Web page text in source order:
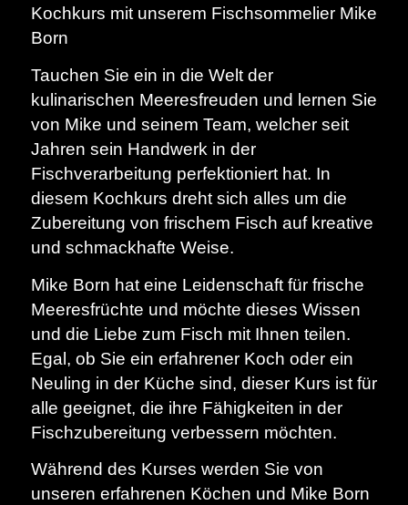
Kochkurs mit unserem Fischsommelier Mike
Born
Tauchen Sie ein in die Welt der
kulinarischen Meeresfreuden und lernen Sie
von Mike und seinem Team, welcher seit
Jahren sein Handwerk in der
Fischverarbeitung perfektioniert hat. In
diesem Kochkurs dreht sich alles um die
Zubereitung von frischem Fisch auf kreative
und schmackhafte Weise.
Mike Born hat eine Leidenschaft für frische
Meeresfrüchte und möchte dieses Wissen
und die Liebe zum Fisch mit Ihnen teilen.
Egal, ob Sie ein erfahrener Koch oder ein
Neuling in der Küche sind, dieser Kurs ist für
alle geeignet, die ihre Fähigkeiten in der
Fischzubereitung verbessern möchten.
Während des Kurses werden Sie von
unseren erfahrenen Köchen und Mike Born